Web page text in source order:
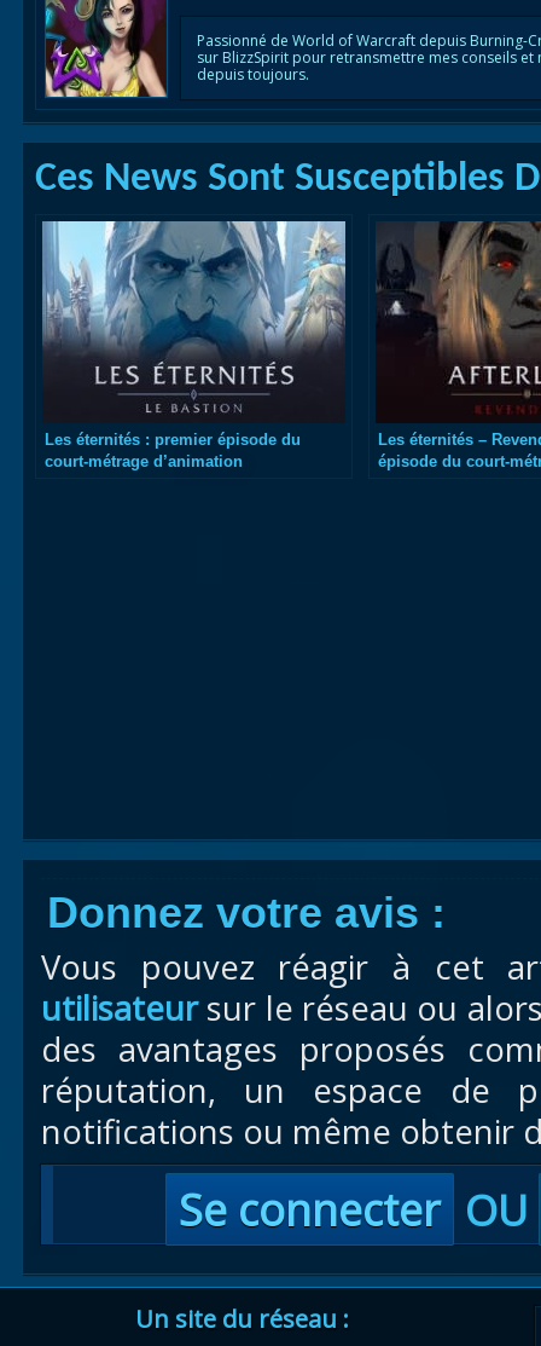
Passionné de World of Warcraft depuis Burning-
sur BlizzSpirit pour retransmettre mes conseils
depuis toujours.
Ces News Sont Susceptibles
Les éternités : premier épisode du
court-métrage d’animation
Les éternités –
épisode du court-
Donnez votre avis :
Vous pouvez réagir à cet
utilisateursur le réseau ou
des avantages proposés
réputation, un espace de
notifications ou même obtenir
Se connecter OU
Un site du réseau :